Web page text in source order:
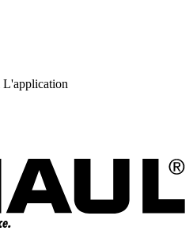
L'application